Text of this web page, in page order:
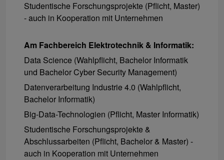
Studentische Forschungsprojekte (Pflicht, Master)
- auch in Kooperation mit Unternehmen
Am Fachbereich Elektrotechnik & Informatik:
Data Science (Wahlpflicht, Bachelor Informatik
und Bachelor Cyber Security Management)
Datenverarbeitung Industrie 4.0 (Wahlpflicht,
Bachelor Informatik)
Big-Data-Technologien (Pflicht, Master Informatik)
Studentische Forschungsprojekte &
Abschlussarbeiten (Pflicht, Bachelor & Master) -
auch in Kooperation mit Unternehmen